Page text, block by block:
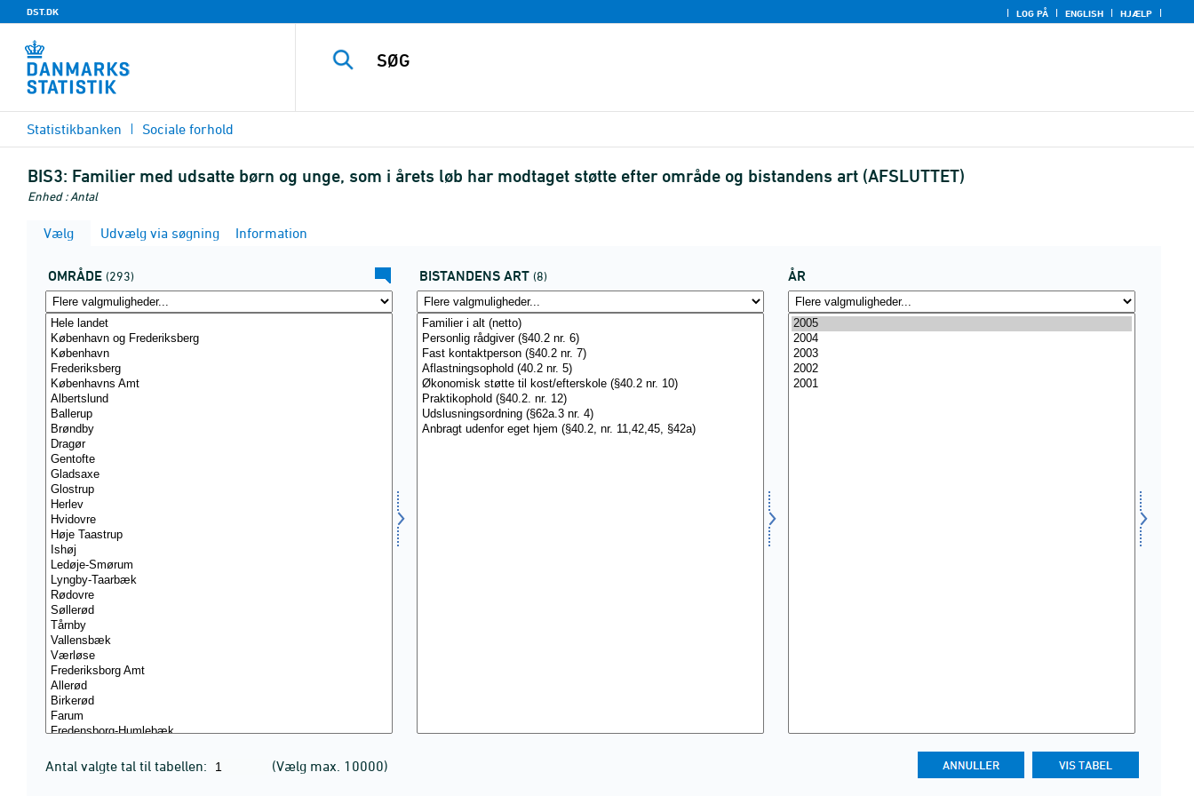
DST.DK LOG PÅ ENGLISH HJÆLP
Statistikbanken Sociale forhold
BIS3: Familier med udsatte børn og unge, som i årets løb har modtaget støtte efter område og bistandens art (AFSLUTTET)
Enhed : Antal
Vælg Udvælg via søgning Information
OMRÅDE (293) BISTANDENS ART (8) ÅR
Antal valgte tal til tabellen: (Vælg max. 10000)